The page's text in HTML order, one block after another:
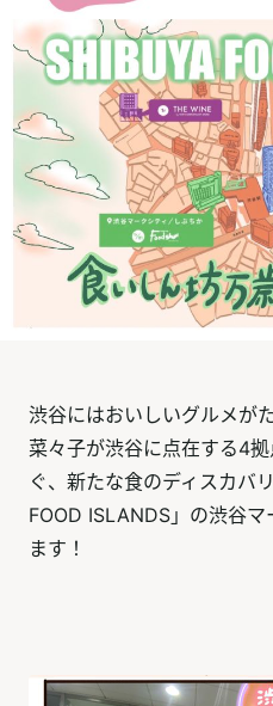
渋谷にはおいしいグルメが
菜々子が渋谷に点在する4
ぐ、新たな食のディスカバ
FOOD ISLANDS」の渋谷
ます！